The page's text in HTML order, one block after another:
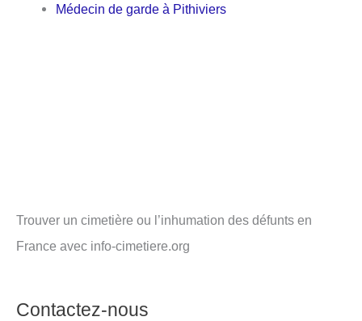
Médecin de garde à Pithiviers
Trouver un cimetière ou l’inhumation des défunts en
France avec info-cimetiere.org
Contactez-nous